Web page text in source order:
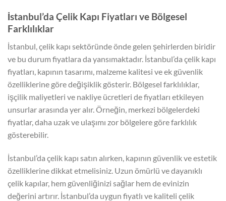
İstanbul’da Çelik Kapı Fiyatları ve Bölgesel
Farklılıklar
İstanbul, çelik kapı sektöründe önde gelen şehirlerden biridir
ve bu durum fiyatlara da yansımaktadır. İstanbul’da çelik kapı
fiyatları, kapının tasarımı, malzeme kalitesi ve ek güvenlik
özelliklerine göre değişiklik gösterir. Bölgesel farklılıklar,
işçilik maliyetleri ve nakliye ücretleri de fiyatları etkileyen
unsurlar arasında yer alır. Örneğin, merkezi bölgelerdeki
fiyatlar, daha uzak ve ulaşımı zor bölgelere göre farklılık
gösterebilir.
İstanbul’da çelik kapı satın alırken, kapının güvenlik ve estetik
özelliklerine dikkat etmelisiniz. Uzun ömürlü ve dayanıklı
çelik kapılar, hem güvenliğinizi sağlar hem de evinizin
değerini artırır. İstanbul’da uygun fiyatlı ve kaliteli çelik